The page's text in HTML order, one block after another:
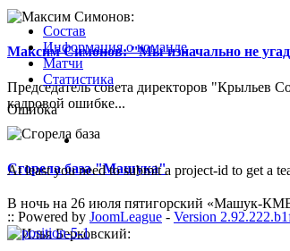
Максим Симонов: "Мы изначально не
Председатель совета директоров "Крыльев
кадровой ошибке...
Сгорела база "Машука"
В ночь на 26 июля пятигорский «Машук-
Состав
Информация о команде
Матчи
Статистика
Ошибка
At least you need to submit a project-id to get a
:: Powered by JoomLeague - Version